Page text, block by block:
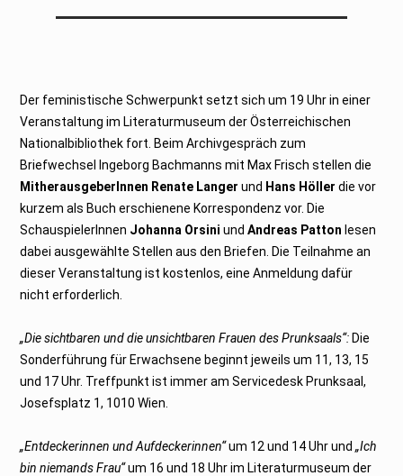
Der feministische Schwerpunkt setzt sich um 19 Uhr in einer
Veranstaltung im Literaturmuseum der Österreichischen
Nationalbibliothek fort. Beim Archivgespräch zum
Briefwechsel Ingeborg Bachmanns mit Max Frisch stellen die
MitherausgeberInnen Renate Langerund Hans Höller die vor
kurzem als Buch erschienene Korrespondenz vor. Die
SchauspielerInnen Johanna Orsini undAndreas Patton lesen
dabei ausgewählte Stellen aus den Briefen. Die Teilnahme an
dieser Veranstaltung ist kostenlos, eine Anmeldung dafür
nicht erforderlich.
„Die sichtbaren und die unsichtbaren Frauen des Prunksaals“: Die
Sonderführung für Erwachsene beginnt jeweils um 11, 13, 15
und 17 Uhr. Treffpunkt ist immer am Servicedesk Prunksaal,
Josefsplatz 1, 1010 Wien.
„Entdeckerinnen und Aufdeckerinnen“um 12 und 14 Uhr und„Ich
bin niemands Frau“um 16 und 18 Uhr im Literaturmuseum der